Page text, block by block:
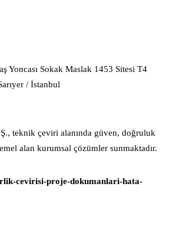
Yoncası Sokak Maslak 1453 Sitesi T4
/ İstanbul
teknik çeviri alanında güven, doğruluk
alan kurumsal çözümler sunmaktadır.
cevirisi-proje-dokumanlari-hata-